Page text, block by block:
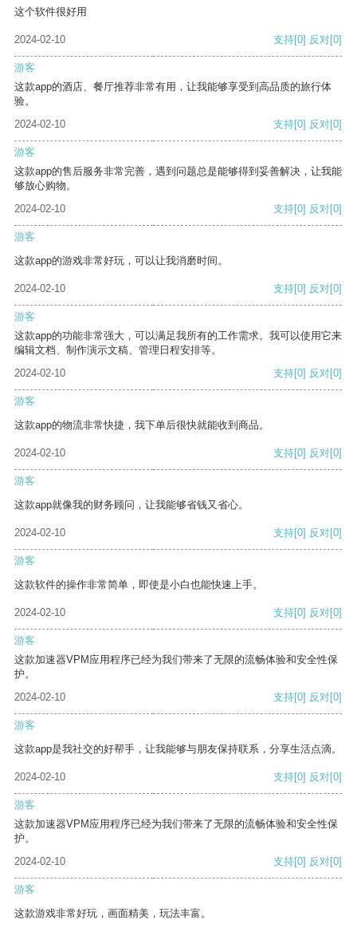
这个软件很好用
2024-02-10 支持[0] 反对[0]
游客
这款app的酒店、餐厅推荐非常有用，让我能够享受到高品质的旅行体
验。
2024-02-10
支持[0] 反对[0]
游客
这款app的售后服务非常完善，遇到问题总是能够得到妥善解决，让我能
够放心购物。
2024-02-10
支持[0] 反对[0]
游客
这款app的游戏非常好玩，可以让我消磨时间。
2024-02-10 支持[0] 反对[0]
游客
这款app的功能非常强大，可以满足我所有的工作需求。我可以使用它来
编辑文档、制作演示文稿、管理日程安排等。
2024-02-10
支持[0] 反对[0]
游客
这款app的物流非常快捷，我下单后很快就能收到商品。
2024-02-10 支持[0] 反对[0]
游客
这款app就像我的财务顾问，让我能够省钱又省心。
2024-02-10 支持[0] 反对[0]
游客
这款软件的操作非常简单，即使是小白也能快速上手。
2024-02-10 支持[0] 反对[0]
游客
这款加速器VPM应用程序已经为我们带来了无限的流畅体验和安全性保
护。
2024-02-10
支持[0] 反对[0]
游客
这款app是我社交的好帮手，让我能够与朋友保持联系，分享生活点滴。
2024-02-10 支持[0] 反对[0]
游客
这款加速器VPM应用程序已经为我们带来了无限的流畅体验和安全性保
护。
2024-02-10
支持[0] 反对[0]
游客
这款游戏非常好玩，画面精美，玩法丰富。